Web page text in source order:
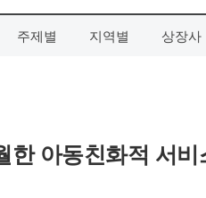
주제별 지역별 상장사
한 아동친화적 서